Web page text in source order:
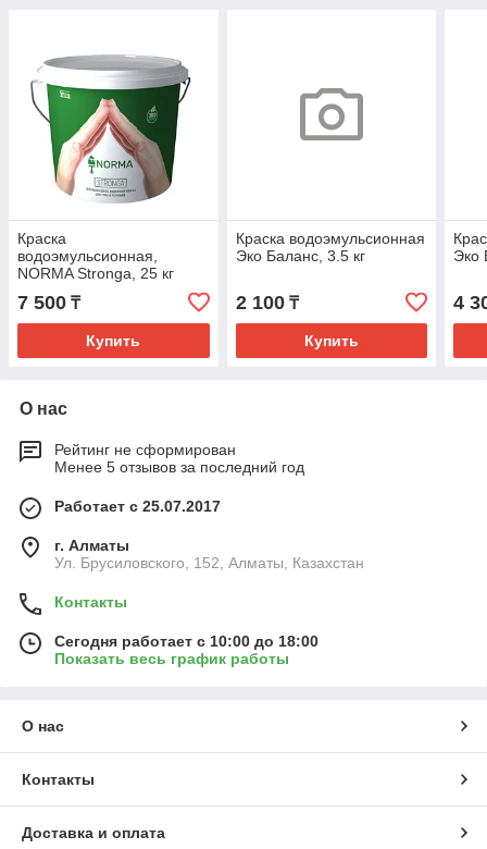
Краска
водоэмульсионная,
NORMA Stronga, 25 кг
7 500 ₸
Купить
Краска водоэмульсионная
Эко Баланс, 3.5 кг
2 100₸
Купить
Эко
4
О нас
Рейтинг не сформирован
Менее 5 отзывов за последний год
Работает с 25.07.2017
г. Алматы
Ул. Брусиловского, 152, Алматы, Казахстан
Контакты
Сегодня работает с 10:00 до 18:00
Показать весь график работы
О нас
Контакты
Доставка и оплата